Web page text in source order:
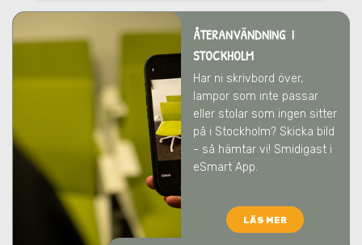
ÅTERANVÄNDNING I
STOCKHOLM
Har ni skrivbord över,
lampor som inte passar
eller stolar som ingen sitter
på i Stockholm? Skicka bild
- så hämtar vi! Smidigast i
eSmart App.
LÄS MER